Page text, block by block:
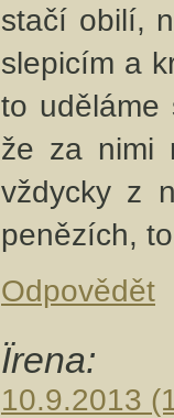
stačí obilí,
slepicím a
to uděláme
že za nimi
vždycky z
penězích,
Odpovědět
Ïrena:
10.9.2013